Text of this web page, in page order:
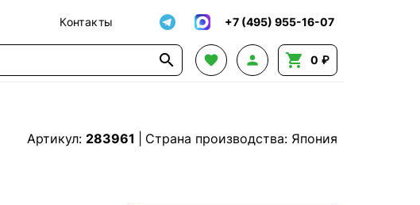
Контакты +7 (495) 955-16-07
    0 ₽
Артикул: 283961 Страна производства: Япония